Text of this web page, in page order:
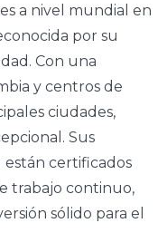
a nivel mundial en
por su
Con una
y centros de
ciudades,
Sus
están certificados
trabajo continuo,
sólido para el